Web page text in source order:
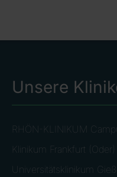
Unsere
RHÖN-KLINIKUM
Klinikum Frankfurt (Oder)
Universitätsklinikum